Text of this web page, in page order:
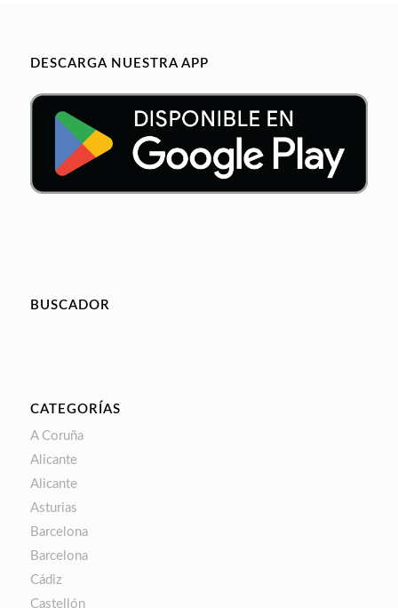
DESCARGA NUESTRA APP
BUSCADOR
CATEGORÍAS
A Coruña
Alicante
Alicante
Asturias
Barcelona
Barcelona
Cádiz
Castellón